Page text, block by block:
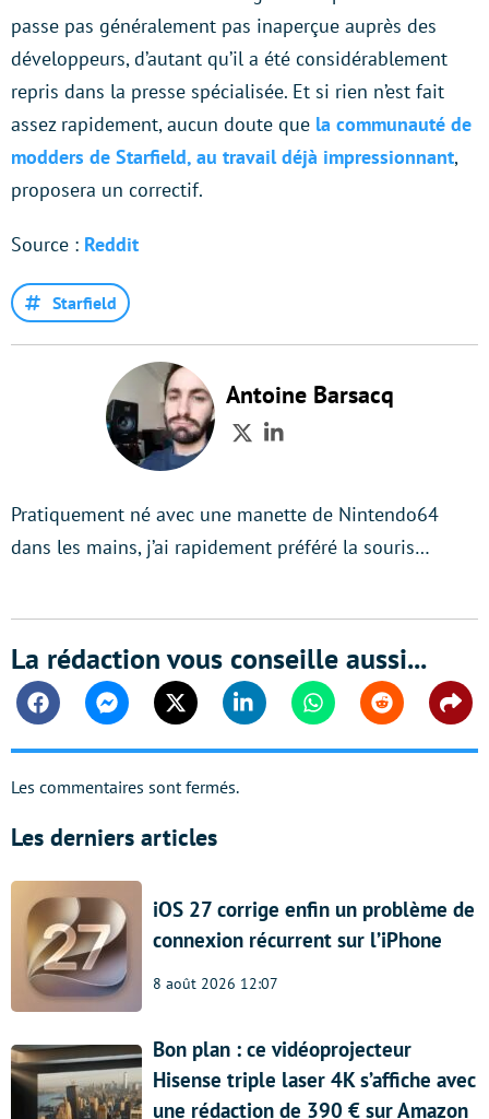
passe pas généralement pas inaperçue auprès des
développeurs, d’autant qu’il a été considérablement
repris dans la presse spécialisée. Et si rien n’est fait
assez rapidement, aucun doute que la communauté de
modders de Starfield, au travail déjà impressionnant,
proposera un correctif.
Source : Reddit
Starfield
Antoine Barsacq
TwitterLinkedIn
Pratiquement né avec une manette de Nintendo64
dans les mains, j’ai rapidement préféré la souris…
La rédaction vous conseille aussi...
FacebookMessengerTwitter Linkedin WhatsappReddit
Les commentaires sont fermés.
Les derniers articles
iOS 27 corrige enfin un problème de
connexion récurrent sur l’iPhone
8 août 2026 12:07
Bon plan : ce vidéoprojecteur
Hisense triple laser 4K s’affiche avec
une rédaction de 390 € sur Amazon